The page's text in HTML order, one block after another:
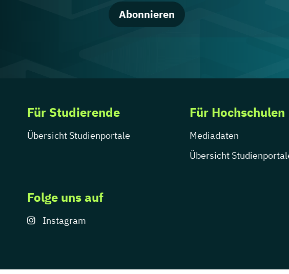
Abonnieren
Für Studierende
Übersicht Studienportale
Für Hochschulen
Mediadaten
Übersicht
Folge uns auf
Instagram